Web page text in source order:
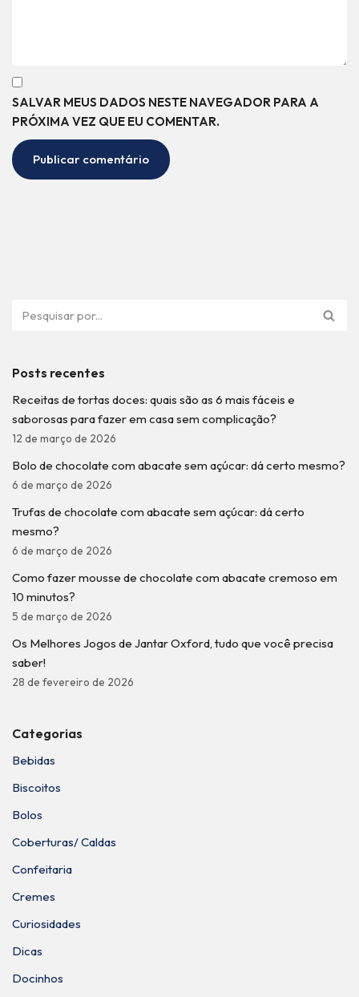
SALVAR MEUS DADOS NESTE NAVEGADOR PARA A
PRÓXIMA VEZ QUE EU COMENTAR.
Posts recentes
Receitas de tortas doces: quais são as 6 mais fáceis e
saborosas para fazer em casa sem complicação?
12 de março de 2026
Bolo de chocolate com abacate sem açúcar: dá certo mesmo?
6 de março de 2026
Trufas de chocolate com abacate sem açúcar: dá certo
mesmo?
6 de março de 2026
Como fazer mousse de chocolate com abacate cremoso em
10 minutos?
5 de março de 2026
Os Melhores Jogos de Jantar Oxford, tudo que você precisa
saber!
28 de fevereiro de 2026
Categorias
Bebidas
Biscoitos
Bolos
Coberturas/ Caldas
Confeitaria
Cremes
Curiosidades
Dicas
Docinhos